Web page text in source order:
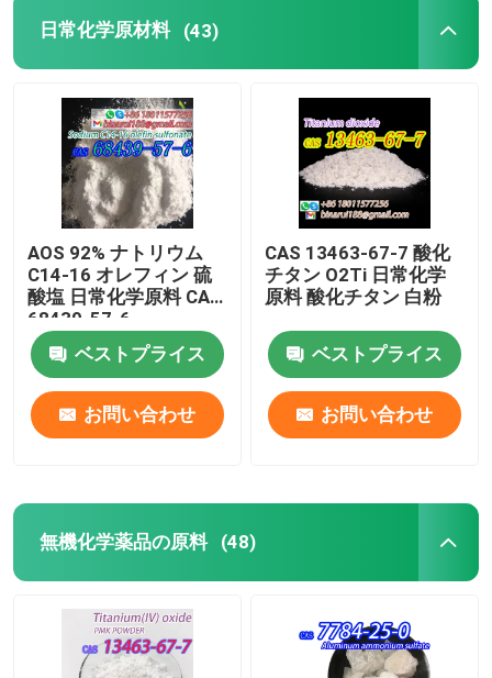
日常化学原材料 (43)
AOS 92% ナトリウム
C14-16 オレフィン 硫
酸塩 日常化学原料 CAS
68439-57-6
ベストプライス
お問い合わせ
CAS 13463-67-7 酸化
チタン O2Ti 日常化学
原料 酸化チタン 白粉
ベストプライス
お問い合わせ
無機化学薬品の原料 (48)